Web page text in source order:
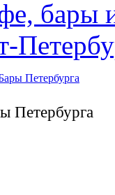
бары
Петербурга
Петербурга